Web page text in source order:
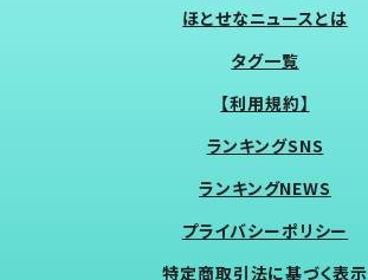
ほとせなニュースとは
タグ一覧
【利用規約】
ランキングSNS
ランキングNEWS
プライバシーポリシー
特定商取引法に基づく表示